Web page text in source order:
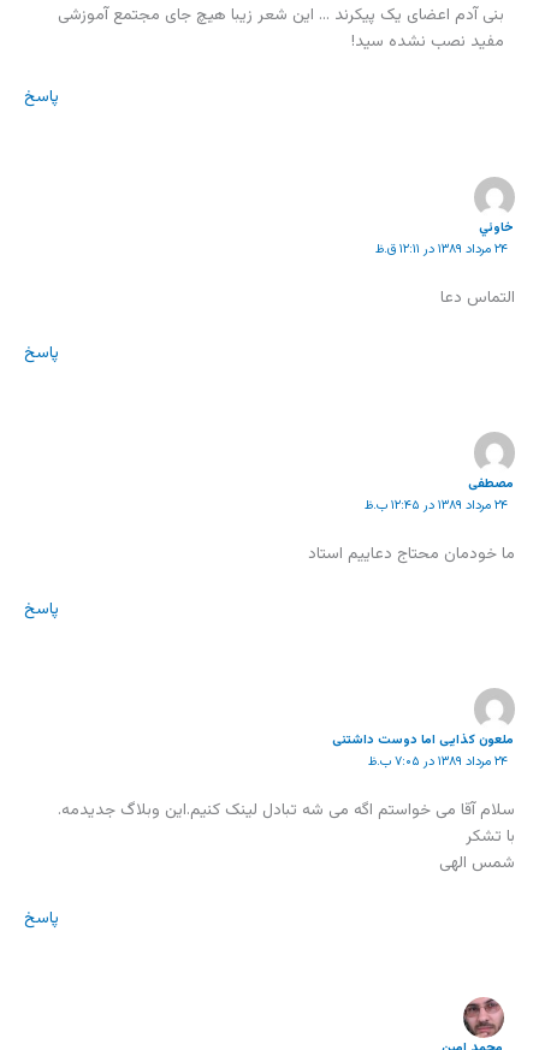
بنی آدم اعضای یک پیکرند … این شعر زیبا هیچ جای مجتمع آموزشی
مفید نصب نشده سید!
پاسخ
خاوئي
۲۴ مرداد ۱۳۸۹ در ۱۲:۱۱ ق.ظ
التماس دعا
پاسخ
مصطفی
۲۴ مرداد ۱۳۸۹ در ۱۲:۴۵ ب.ظ
ما خودمان محتاج دعاییم استاد
پاسخ
ملعون کذایی اما دوست داشتنی
۲۴ مرداد ۱۳۸۹ در ۷:۰۵ ب.ظ
سلام آقا می خواستم اگه می شه تبادل لینک کنیم.این وبلاگ جدیدمه.
با تشکر
شمس الهی
پاسخ